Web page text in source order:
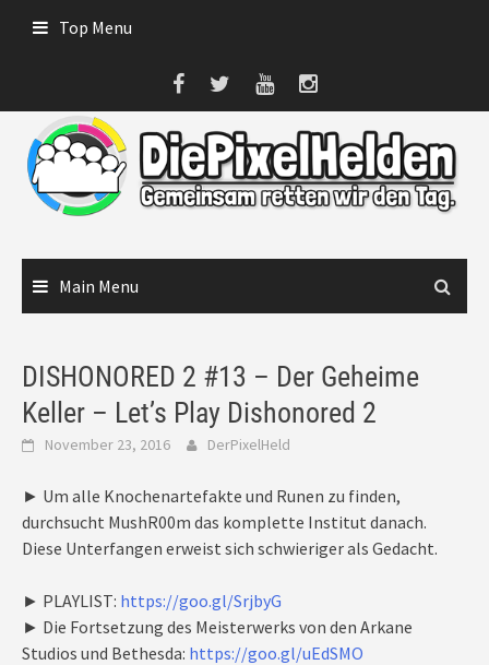
Top Menu
Main Menu
DISHONORED 2 #13 – Der Geheime
Keller – Let’s Play Dishonored 2
November 23, 2016 DerPixelHeld
► Um alle Knochenartefakte und Runen zu finden,
durchsucht MushR00m das komplette Institut danach.
Diese Unterfangen erweist sich schwieriger als Gedacht.
► PLAYLIST: https://goo.gl/SrjbyG
► Die Fortsetzung des Meisterwerks von den Arkane
Studios und Bethesda: https://goo.gl/uEdSMO